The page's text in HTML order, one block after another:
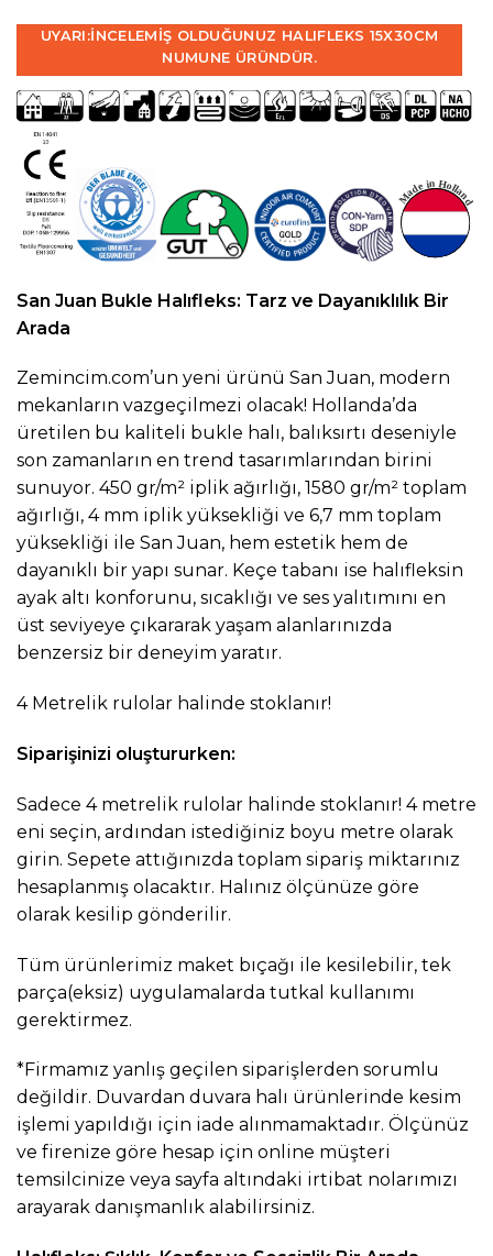
UYARI:İNCELEMIŞ OLDUĞUNUZ HALIFLEKS 15X30CM
NUMUNE ÜRÜNDÜR.
San Juan Bukle Halıfleks: Tarz ve Dayanıklılık Bir
Arada
Zemincim.com’un yeni ürünü San Juan, modern
mekanların vazgeçilmezi olacak! Hollanda’da
üretilen bu kaliteli bukle halı, balıksırtı deseniyle
son zamanların en trend tasarımlarından birini
sunuyor. 450 gr/m² iplik ağırlığı, 1580 gr/m² toplam
ağırlığı, 4 mm iplik yüksekliği ve 6,7 mm toplam
yüksekliği ile San Juan, hem estetik hem de
dayanıklı bir yapı sunar. Keçe tabanı ise halıfleksin
ayak altı konforunu, sıcaklığı ve ses yalıtımını en
üst seviyeye çıkararak yaşam alanlarınızda
benzersiz bir deneyim yaratır.
4 Metrelik rulolar halinde stoklanır!
Siparişinizi oluştururken:
Sadece 4 metrelik rulolar halinde stoklanır! 4 metre
eni seçin, ardından istediğiniz boyu metre olarak
girin. Sepete attığınızda toplam sipariş miktarınız
hesaplanmış olacaktır. Halınız ölçünüze göre
olarak kesilip gönderilir.
Tüm ürünlerimiz maket bıçağı ile kesilebilir, tek
parça(eksiz) uygulamalarda tutkal kullanımı
gerektirmez.
*Firmamız yanlış geçilen siparişlerden sorumlu
değildir. Duvardan duvara halı ürünlerinde kesim
işlemi yapıldığı için iade alınmamaktadır. Ölçünüz
ve firenize göre hesap için online müşteri
temsilcinize veya sayfa altındaki irtibat nolarımızı
arayarak danışmanlık alabilirsiniz.